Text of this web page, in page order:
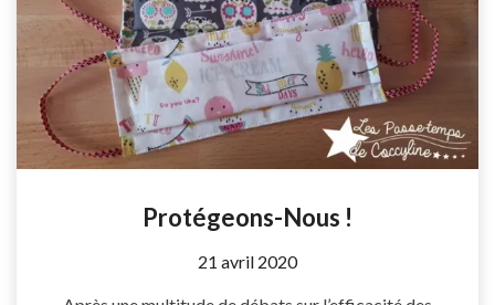
Protégeons-Nous !
by
21 avril 2020